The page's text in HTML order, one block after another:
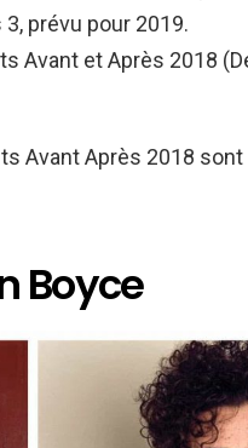
prévu pour 2019.
Avant et Après 2018
Avant Après 2018 sont
Boyce